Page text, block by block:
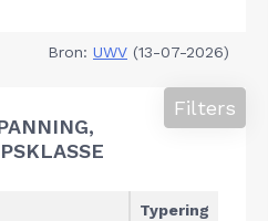
Bron: UWV (13-07-2026)
Filters